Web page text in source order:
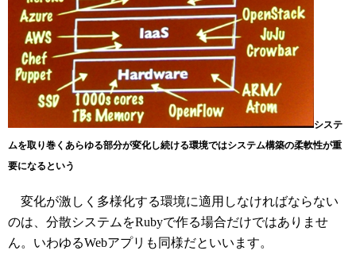
システ
ムを取り巻くあらゆる部分が変化し続ける環境ではシステム構築の柔軟性が重
要になるという
変化が激しく多様化する環境に適用しなければならない
のは、分散システムをRubyで作る場合だけではありませ
ん。いわゆるWebアプリも同様だといいます。